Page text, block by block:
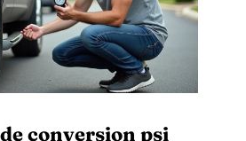
conversion psi